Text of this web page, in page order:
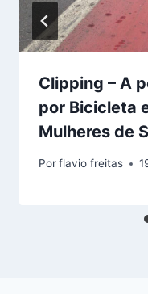
Clipping – A
por Bicicleta
Mulheres de
Porflavio freitas